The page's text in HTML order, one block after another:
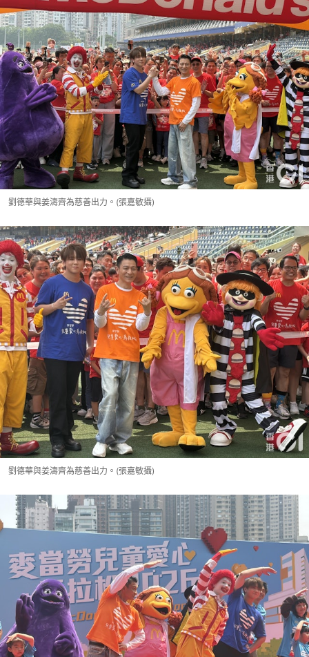
劉德華與姜濤齊為慈善出力。(張嘉敏攝)
劉德華與姜濤齊為慈善出力。(張嘉敏攝)